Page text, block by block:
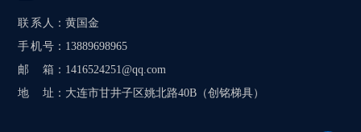
联系人 ：黄国金
手机号 ：13889698965
邮箱 ：1416524251@qq.com
地址 ：大连市甘井子区姚北路40B（创铭梯具）